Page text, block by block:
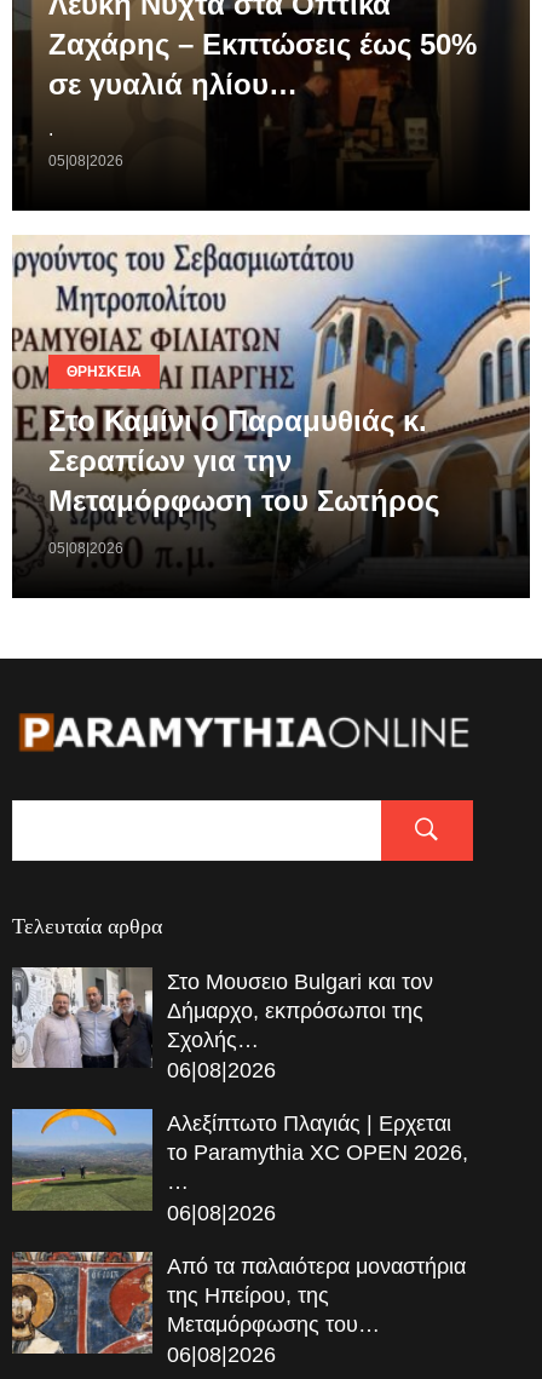
Ζαχάρης – Εκπτώσεις έως 50%
σε γυαλιά ηλίου…
.
05|08|2026
ΘΡΗΣΚΕΊΑ
Στο Καμίνι ο Παραμυθιάς κ.
Σεραπίων για την
Μεταμόρφωση του Σωτήρος
05|08|2026
Τελευταία αρθρα
Στο Μουσειο Bulgari και τον
Δήμαρχο, εκπρόσωποι της
Σχολής…
06|08|2026
Αλεξίπτωτο Πλαγιάς | Ερχεται
το Paramythia XC OPEN 2026,
…
06|08|2026
Από τα παλαιότερα μοναστήρια
της Ηπείρου, της
Μεταμόρφωσης του…
06|08|2026